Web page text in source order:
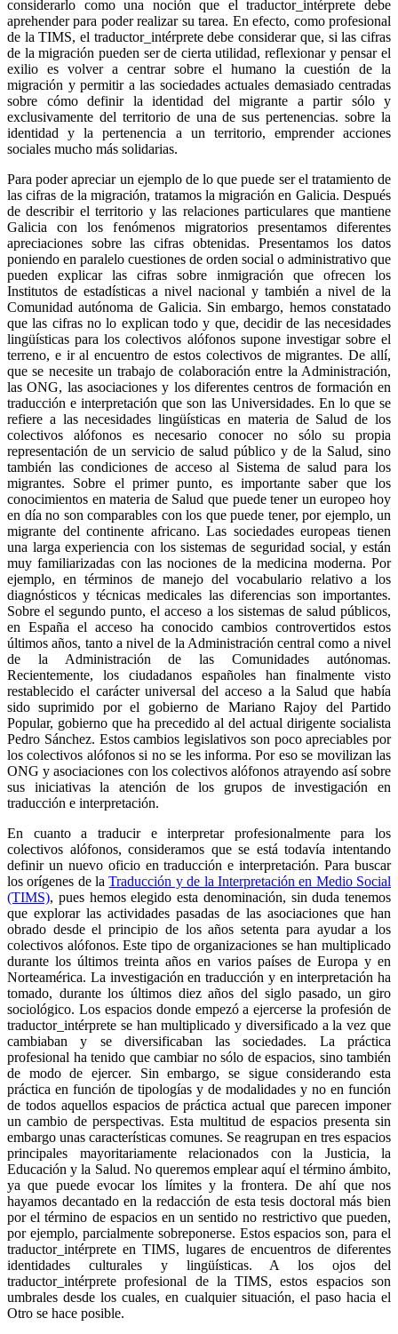
considerarlo como una noción que el traductor_intérprete debe
aprehender para poder realizar su tarea. En efecto, como profesional
de la TIMS, el traductor_intérprete debe considerar que, si las cifras
de la migración pueden ser de cierta utilidad, reflexionar y pensar el
exilio es volver a centrar sobre el humano la cuestión de la
migración y permitir a las sociedades actuales demasiado centradas
sobre cómo definir la identidad del migrante a partir sólo y
exclusivamente del territorio de una de sus pertenencias. sobre la
identidad y la pertenencia a un territorio, emprender acciones
sociales mucho más solidarias.
Para poder apreciar un ejemplo de lo que puede ser el tratamiento de
las cifras de la migración, tratamos la migración en Galicia. Después
de describir el territorio y las relaciones particulares que mantiene
Galicia con los fenómenos migratorios presentamos diferentes
apreciaciones sobre las cifras obtenidas. Presentamos los datos
poniendo en paralelo cuestiones de orden social o administrativo que
pueden explicar las cifras sobre inmigración que ofrecen los
Institutos de estadísticas a nivel nacional y también a nivel de la
Comunidad autónoma de Galicia. Sin embargo, hemos constatado
que las cifras no lo explican todo y que, decidir de las necesidades
lingüísticas para los colectivos alófonos supone investigar sobre el
terreno, e ir al encuentro de estos colectivos de migrantes. De allí,
que se necesite un trabajo de colaboración entre la Administración,
las ONG, las asociaciones y los diferentes centros de formación en
traducción e interpretación que son las Universidades. En lo que se
refiere a las necesidades lingüísticas en materia de Salud de los
colectivos alófonos es necesario conocer no sólo su propia
representación de un servicio de salud público y de la Salud, sino
también las condiciones de acceso al Sistema de salud para los
migrantes. Sobre el primer punto, es importante saber que los
conocimientos en materia de Salud que puede tener un europeo hoy
en día no son comparables con los que puede tener, por ejemplo, un
migrante del continente africano. Las sociedades europeas tienen
una larga experiencia con los sistemas de seguridad social, y están
muy familiarizadas con las nociones de la medicina moderna. Por
ejemplo, en términos de manejo del vocabulario relativo a los
diagnósticos y técnicas medicales las diferencias son importantes.
Sobre el segundo punto, el acceso a los sistemas de salud públicos,
en España el acceso ha conocido cambios controvertidos estos
últimos años, tanto a nivel de la Administración central como a nivel
de la Administración de las Comunidades autónomas.
Recientemente, los ciudadanos españoles han finalmente visto
restablecido el carácter universal del acceso a la Salud que había
sido suprimido por el gobierno de Mariano Rajoy del Partido
Popular, gobierno que ha precedido al del actual dirigente socialista
Pedro Sánchez. Estos cambios legislativos son poco apreciables por
los colectivos alófonos si no se les informa. Por eso se movilizan las
ONG y asociaciones con los colectivos alófonos atrayendo así sobre
sus iniciativas la atención de los grupos de investigación en
traducción e interpretación.
En cuanto a traducir e interpretar profesionalmente para los
colectivos alófonos, consideramos que se está todavía intentando
definir un nuevo oficio en traducción e interpretación. Para buscar
los orígenes de laTraducción y de la Interpretación en Medio Social
(TIMS), pues hemos elegido esta denominación, sin duda tenemos
que explorar las actividades pasadas de las asociaciones que han
obrado desde el principio de los años setenta para ayudar a los
colectivos alófonos. Este tipo de organizaciones se han multiplicado
durante los últimos treinta años en varios países de Europa y en
Norteamérica. La investigación en traducción y en interpretación ha
tomado, durante los últimos diez años del siglo pasado, un giro
sociológico. Los espacios donde empezó a ejercerse la profesión de
traductor_intérprete se han multiplicado y diversificado a la vez que
cambiaban y se diversificaban las sociedades. La práctica
profesional ha tenido que cambiar no sólo de espacios, sino también
de modo de ejercer. Sin embargo, se sigue considerando esta
práctica en función de tipologías y de modalidades y no en función
de todos aquellos espacios de práctica actual que parecen imponer
un cambio de perspectivas. Esta multitud de espacios presenta sin
embargo unas características comunes. Se reagrupan en tres espacios
principales mayoritariamente relacionados con la Justicia, la
Educación y la Salud. No queremos emplear aquí el término ámbito,
ya que puede evocar los límites y la frontera. De ahí que nos
hayamos decantado en la redacción de esta tesis doctoral más bien
por el término de espacios en un sentido no restrictivo que pueden,
por ejemplo, parcialmente sobreponerse. Estos espacios son, para el
traductor_intérprete en TIMS, lugares de encuentros de diferentes
identidades culturales y lingüísticas. A los ojos del
traductor_intérprete profesional de la TIMS, estos espacios son
umbrales desde los cuales, en cualquier situación, el paso hacia el
Otro se hace posible.